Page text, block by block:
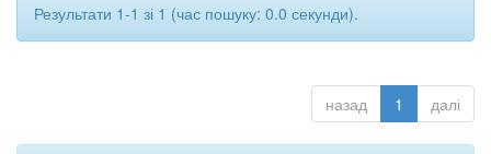
Результати 1-1 зі 1 (час пошуку: 0.0 секунди).
назад 1 далі